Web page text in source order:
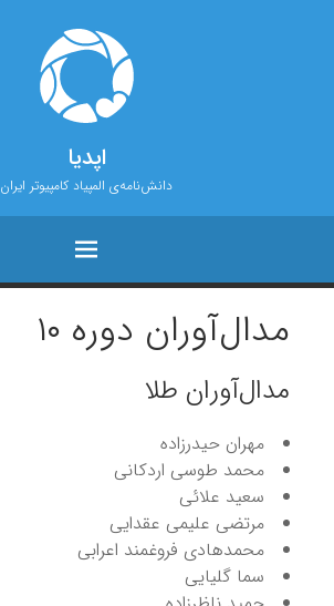
اپدیا
دانش‌نامه‌ی المپیاد کامپیوتر ایران
مدال‌آوران دوره ۱۰
مدال‌آوران طلا
مهران حیدرزاده
محمد طوسی اردکانی
سعید علائی
مرتضی علیمی عقدایی
محمدهادی فروغمند اعرابی
سما گلیایی